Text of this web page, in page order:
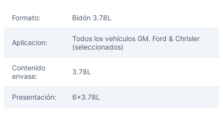
Formato: Bidón 3.78L
Aplicacion:
Todos los vehículos GM. Ford & Chrisler
(seleccionados)
Contenido
envase:
3.78L
Presentación: 6x3.78L